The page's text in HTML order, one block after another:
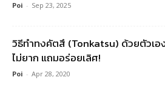
Poi - Sep 23, 2025
วิธีทำทงคัตสึ (Tonkatsu) ด้วยตัวเ
ไม่ยาก แถมอร่อยเลิศ!
Poi - Apr 28, 2020